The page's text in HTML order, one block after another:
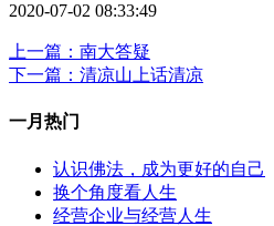
2020-07-02 08:33:49
上一篇：南大答疑
下一篇：清凉山上话清凉
一月热门
认识佛法，成为更好的自己
换个角度看人生
经营企业与经营人生